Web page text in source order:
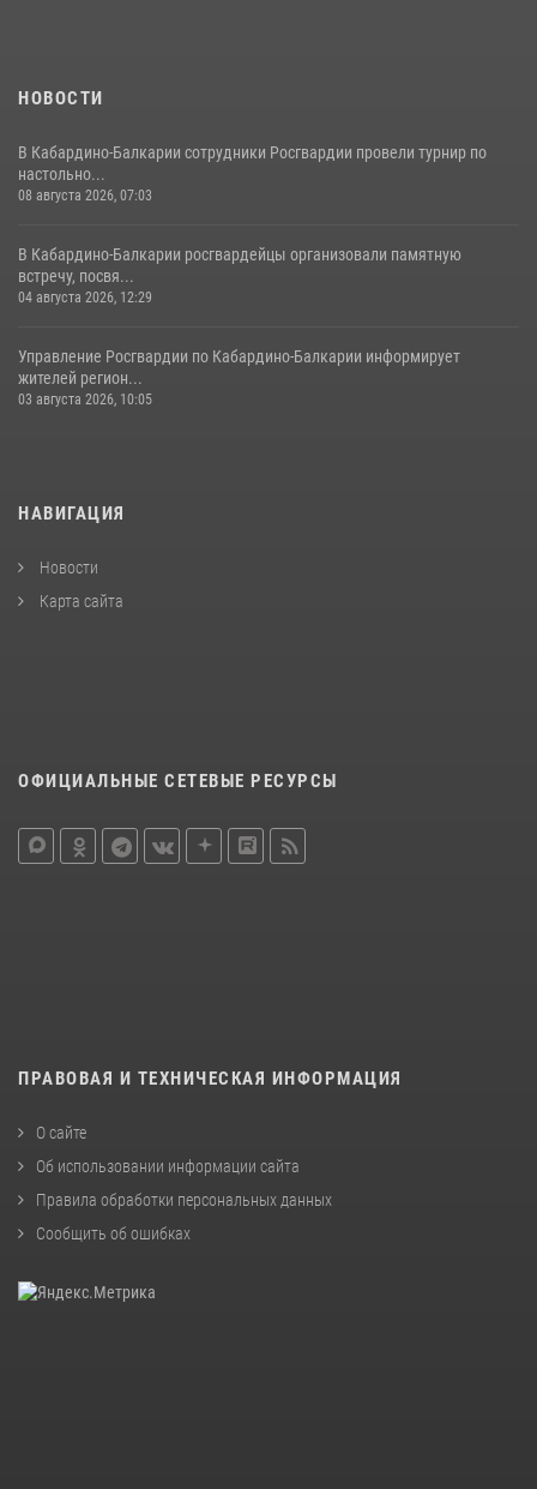
НОВОСТИ
В Кабардино-Балкарии сотрудники Росгвардии провели турнир по
настольно...
08 августа 2026, 07:03
В Кабардино-Балкарии росгвардейцы организовали памятную
встречу, посвя...
04 августа 2026, 12:29
Управление Росгвардии по Кабардино-Балкарии информирует
жителей регион...
03 августа 2026, 10:05
НАВИГАЦИЯ
Новости
Карта сайта
ОФИЦИАЛЬНЫЕ СЕТЕВЫЕ РЕСУРСЫ
ПРАВОВАЯ И ТЕХНИЧЕСКАЯ ИНФОРМАЦИЯ
О сайте
Об использовании информации сайта
Правила обработки персональных данных
Сообщить об ошибках